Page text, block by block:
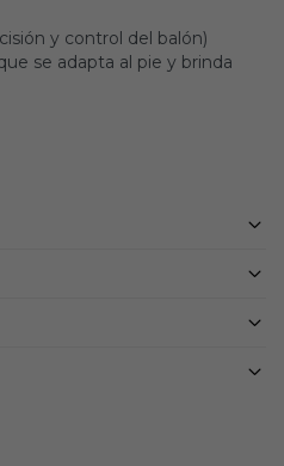
y control del balón)
se adapta al pie y brinda
en una sola pieza para un
tipo guante
y control en cada toque